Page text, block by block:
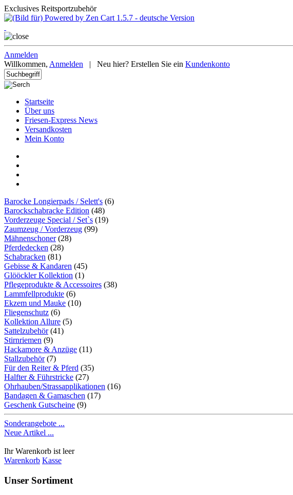
Exclusives Reitsportzubehör
Anmelden
Willkommen, Anmelden | Neu hier? Erstellen Sie ein Kundenkonto
Startseite
Über uns
Friesen-Express News
Versandkosten
Mein Konto
Barocke Longierpads / Selett's (6)
Barockschabracke Edition (48)
Vorderzeuge Special / Set`s (19)
Zaumzeug / Vorderzeug (99)
Mähnenschoner(28)
Pferdedecken (28)
Schabracken (81)
Gebisse & Kandaren (45)
Glööckler Kollektion (1)
Pflegeprodukte & Accessoires (38)
Lammfellprodukte (6)
Ekzem und Mauke (10)
Fliegenschutz (6)
Kollektion Allure (5)
Sattelzubehör(41)
Stirnriemen (9)
Hackamore & Anzüge (11)
Stallzubehör(7)
Für den Reiter & Pferd (35)
Halfter & Führstricke (27)
Ohrhauben/Strassapplikationen (16)
Bandagen & Gamaschen (17)
Geschenk Gutscheine (9)
Sonderangebote ...
Neue Artikel ...
Ihr Warenkorb ist leer
Warenkorb Kasse
Unser Sortiment